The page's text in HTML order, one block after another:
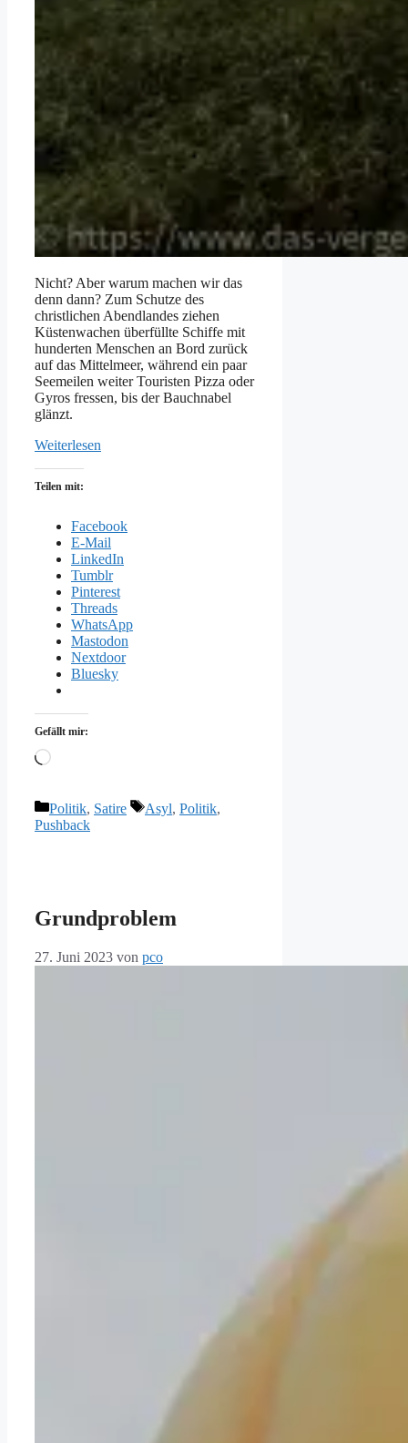
Nicht? Aber warum machen wir das
denn dann? Zum Schutze des
christlichen Abendlandes ziehen
Küstenwachen überfüllte Schiffe mit
hunderten Menschen an Bord zurück
auf das Mittelmeer, während ein paar
Seemeilen weiter Touristen Pizza oder
Gyros fressen, bis der Bauchnabel
glänzt.
Weiterlesen
Teilen mit:
Facebook
E-Mail
LinkedIn
Tumblr
Pinterest
Threads
WhatsApp
Mastodon
Nextdoor
Bluesky
Gefällt mir:
Wird
Kategorien
Politik, Satire Schlagwörter
Asyl, Politik,
Pushback
Grundproblem
27. Juni 2023 von pco